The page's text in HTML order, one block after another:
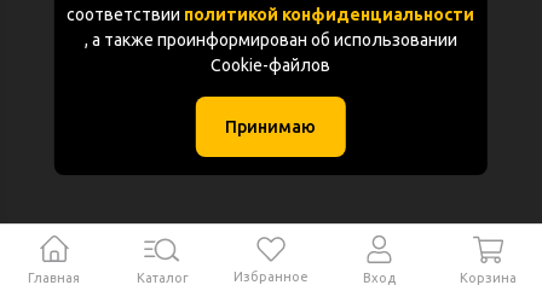
соответствии политикой конфиденциальности
, а также проинформирован об использовании
Cookie-файлов
Принимаю
Документация
(с) «POGOS.ru» 2010-2026 (ИП Чивчян М.Р.)
Главная Каталог Избранное Вход Корзина